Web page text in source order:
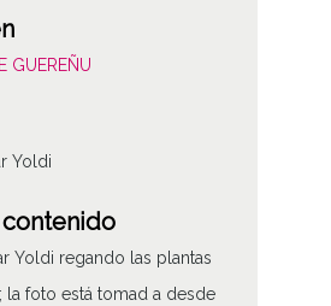
GUEREÑU
Yoldi
Yoldi regando las plantas
la foto está tomad a desde